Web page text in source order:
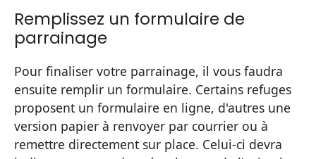
Remplissez un formulaire de
parrainage
Pour finaliser votre parrainage, il vous faudra
ensuite remplir un formulaire. Certains refuges
proposent un formulaire en ligne, d'autres une
version papier à renvoyer par courrier ou à
remettre directement sur place. Celui-ci devra